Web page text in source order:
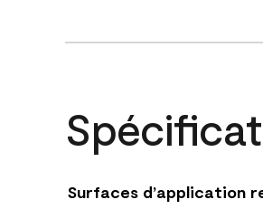
Surfaces d’application